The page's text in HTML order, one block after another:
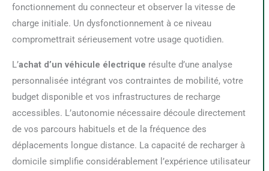
fonctionnement du connecteur et observer la vitesse de
charge initiale. Un dysfonctionnement à ce niveau
compromettrait sérieusement votre usage quotidien.
L’achat d’un véhicule électrique résulte d’une analyse
personnalisée intégrant vos contraintes de mobilité, votre
budget disponible et vos infrastructures de recharge
accessibles. L’autonomie nécessaire découle directement
de vos parcours habituels et de la fréquence des
déplacements longue distance. La capacité de recharger à
domicile simplifie considérablement l’expérience utilisateur